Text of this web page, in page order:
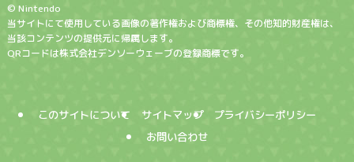
© Nintendo
当サイトにて使用している画像の著作権および商標権、その他知的財産権は、
当該コンテンツの提供元に帰属します。
QRコードは株式会社デンソーウェーブの登録商標です。
このサイトについて サイトマップ
プライバシーポリシー
お問い合わせ